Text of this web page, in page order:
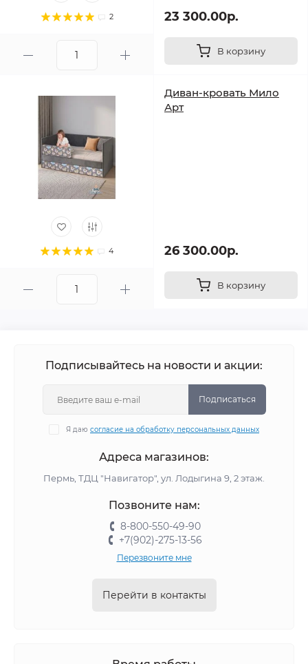
2 23 300.00р.
В корзину
4
Диван-кровать Мило
Арт
26 300.00р.
В корзину
Подписывайтесь на новости и акции:
Подписаться
Я даю согласие на обработку персональных данных
Адреса магазинов:
Пермь, ТДЦ "Навигатор", ул. Лодыгина 9, 2 этаж.
Позвоните нам:
8-800-550-49-90
+7(902)-275-13-56
Перезвоните мне
Перейти в контакты